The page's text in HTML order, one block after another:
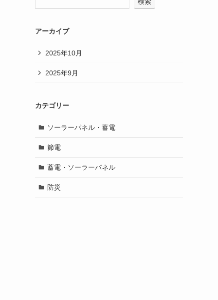
アーカイブ
2025年10月
2025年9月
カテゴリー
ソーラーパネル・蓄電
節電
蓄電・ソーラーパネル
防災